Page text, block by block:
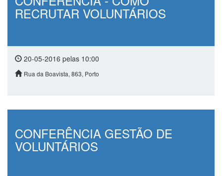
RECRUTAR VOLUNTÁRIOS
20-05-2016 pelas 10:00
Rua da Boavista, 863, Porto
CONFERÊNCIA GESTÃO DE
VOLUNTÁRIOS